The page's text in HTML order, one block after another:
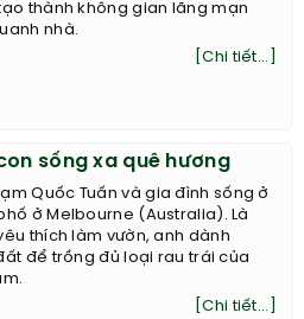
thành không gian lãng mạn
nhà.
[Chi tiết...]
sống xa quê hương
Quốc Tuấn và gia đình sống ở
ở Melbourne (Australia). Là
thích làm vườn, anh dành
để trồng đủ loại rau trái của
[Chi tiết...]